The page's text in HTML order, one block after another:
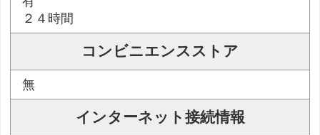
２４時間
コンビニエンスストア
無
インターネット接続情報